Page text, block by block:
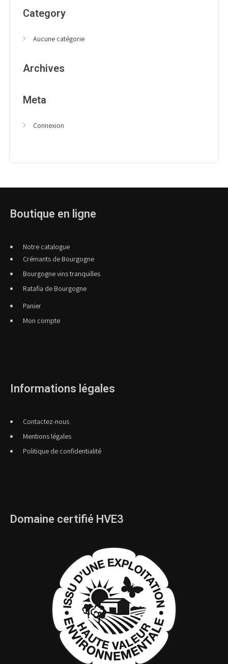
Category
Aucune catégorie
Archives
Meta
Connexion
Boutique en ligne
Notre catalogue
Crémants de Bourgogne
Bourgogne vins tranquilles
Ratafia de Bourgogne
Panier
Mon compte
Informations légales
Contactez-nous
Mentions légales
Politique de confidentialité
Domaine certifié HVE3